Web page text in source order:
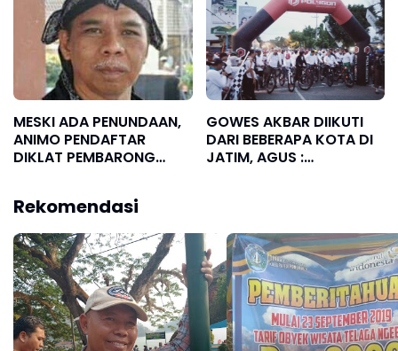
MESKI ADA PENUNDAAN,
ANIMO PENDAFTAR
DIKLAT PEMBARONG
GOWES AKBAR DIIKUTI
DARI BEBERAPA KOTA DI
JATIM, AGUS :
Rekomendasi